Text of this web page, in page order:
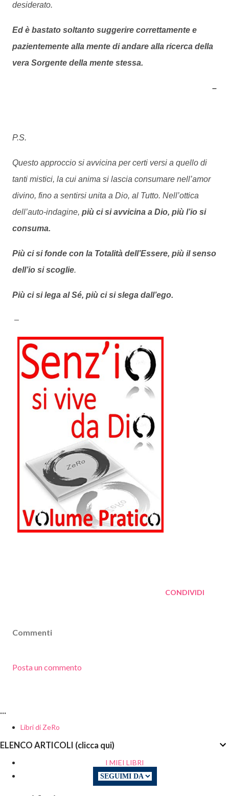
desiderato.
Ed è bastato soltanto suggerire correttamente e
pazientemente alla mente di andare alla ricerca della
vera Sorgente della mente stessa.
–
P.S.
Questo approccio si avvicina per certi versi a quello di
tanti mistici, la cui anima si lascia consumare nell’amor
divino, fino a sentirsi unita a Dio, al Tutto. Nell’ottica
dell’auto-indagine, più ci si avvicina a Dio, più l’io si
consuma.
Più ci si fonde con la Totalità dell’Essere, più il senso
dell’io si scoglie.
Più ci si lega al Sé, più ci si slega dall’ego.
–
CONDIVIDI
Commenti
Posta un commento
...
Libri di ZeRo
ELENCO ARTICOLI (clicca qui)
I MIEI LIBRI